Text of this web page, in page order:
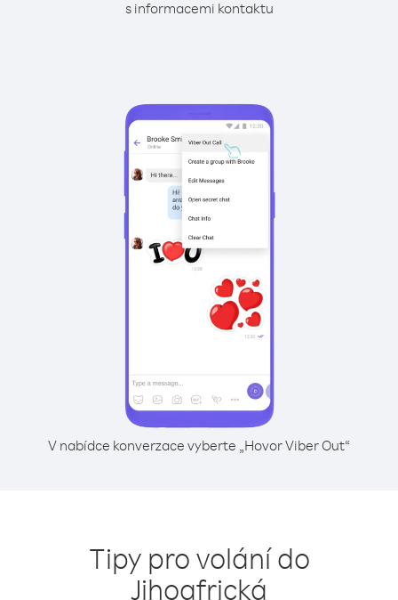
s informacemi kontaktu
V nabídce konverzace vyberte „Hovor Viber Out“
Tipy pro volání do
Jihoafrická